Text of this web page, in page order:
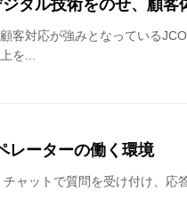
タル技術をのせ、顧
客対応が強みとなっている
を...
レーターの働く環境
ャットで質問を受け付け、応